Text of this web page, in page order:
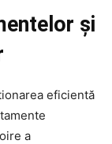
și
eficientă
a